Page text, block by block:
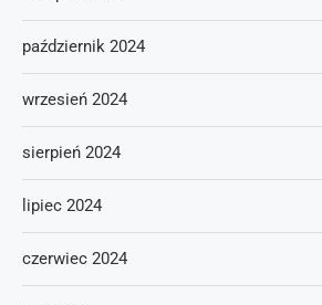
październik 2024
wrzesień 2024
sierpień 2024
lipiec 2024
czerwiec 2024